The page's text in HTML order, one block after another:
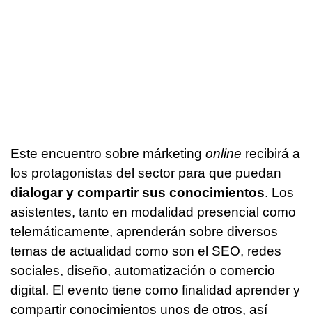
Este encuentro sobre márketing online recibirá a
los protagonistas del sector para que puedan
dialogar y compartir sus conocimientos. Los
asistentes, tanto en modalidad presencial como
telemáticamente, aprenderán sobre diversos
temas de actualidad como son el SEO, redes
sociales, diseño, automatización o comercio
digital. El evento tiene como finalidad aprender y
compartir conocimientos unos de otros, así